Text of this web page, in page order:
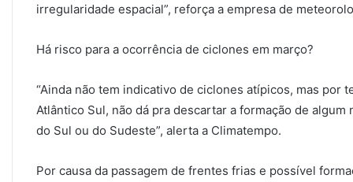
irregularidade espacial”, reforça a empresa de
Há risco para a ocorrência de ciclones em março?
“Ainda não tem indicativo de ciclones atípicos, mas por
Atlântico Sul, não dá pra descartar a formação de
do Sul ou do Sudeste”, alerta a Climatempo.
Por causa da passagem de frentes frias e possível